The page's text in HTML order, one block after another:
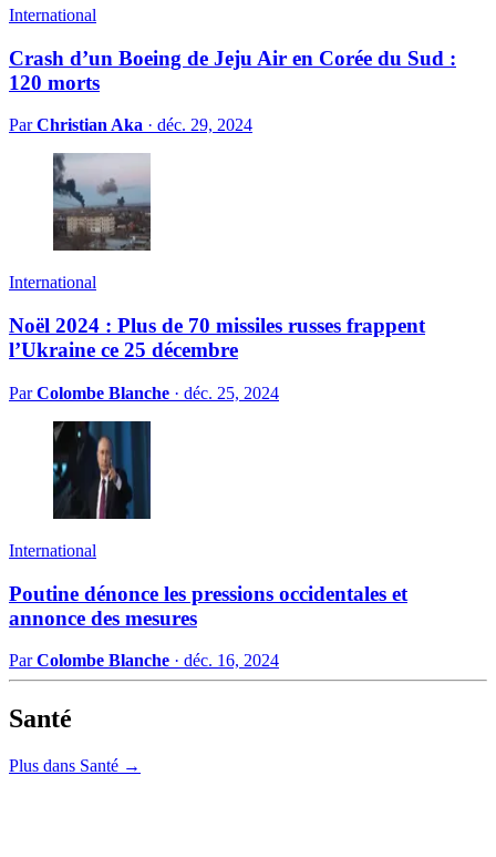
International
Crash d’un Boeing de Jeju Air en Corée du Sud :
120 morts
ParChristian Aka · déc. 29, 2024
International
Noël 2024 : Plus de 70 missiles russes frappent
l’Ukraine ce 25 décembre
ParColombe Blanche · déc. 25, 2024
International
Poutine dénonce les pressions occidentales et
annonce des mesures
ParColombe Blanche · déc. 16, 2024
Santé
Plus dans Santé →